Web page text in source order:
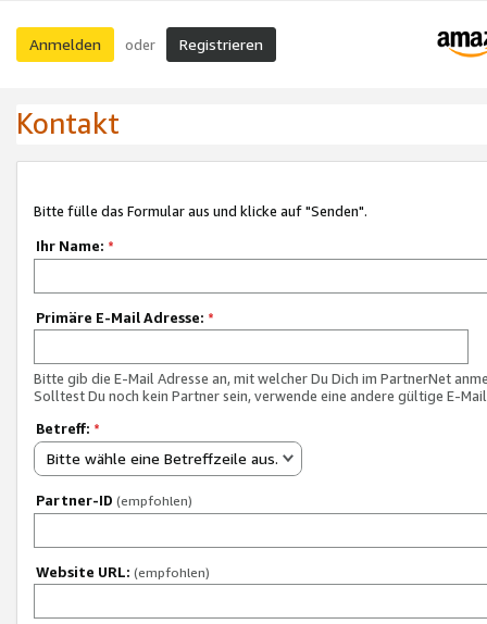
Anmelden oder Registrieren
Kontakt
Bitte fülle das Formular aus und klicke auf "Senden".
Ihr Name: *
Primäre E-Mail Adresse: *
Bitte gib die E-Mail Adresse an, mit welcher Du Dich im PartnerNet
Solltest Du noch kein Partner sein, verwende eine andere gültige E-
Betreff: *
Bitte wähle eine Betreffzeile aus.
Partner-ID (empfohlen)
Website URL: (empfohlen)